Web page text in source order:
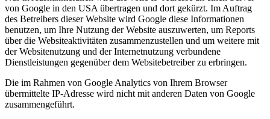
von Google in den USA übertragen und dort gekürzt. Im Auftrag
des Betreibers dieser Website wird Google diese Informationen
benutzen, um Ihre Nutzung der Website auszuwerten, um Reports
über die Websiteaktivitäten zusammenzustellen und um weitere mit
der Websitenutzung und der Internetnutzung verbundene
Dienstleistungen gegenüber dem Websitebetreiber zu erbringen.
Die im Rahmen von Google Analytics von Ihrem Browser
übermittelte IP-Adresse wird nicht mit anderen Daten von Google
zusammengeführt.